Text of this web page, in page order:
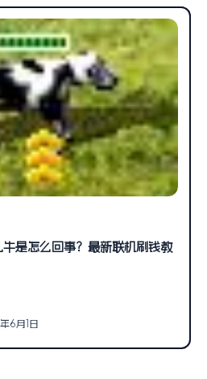
是怎么回事？最新联机刷钱教
6月1日